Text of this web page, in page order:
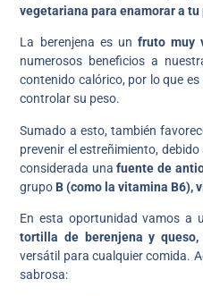
vegetariana para enamorar a tu
La berenjena es un fruto muy
numerosos beneficios a
contenido calórico, por lo que
controlar su peso.
Sumado a esto, también
prevenir el estreñimiento,
considerada una fuente de
grupo B (como la vitamina B6),
En esta oportunidad vamos a
tortilla de berenjena y queso,
versátil para cualquier comida.
sabrosa: